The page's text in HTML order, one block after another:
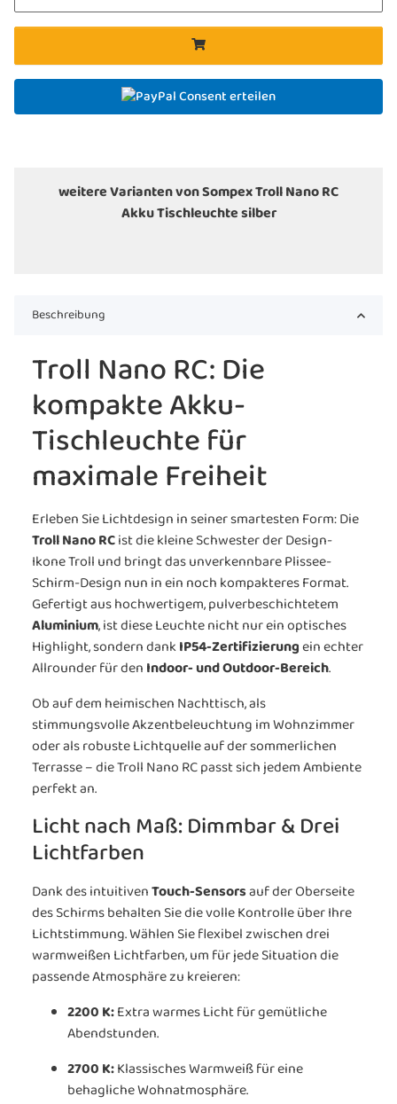
Consent erteilen
weitere Varianten von Sompex Troll Nano RC
Akku Tischleuchte silber
Beschreibung
Troll Nano RC: Die
kompakte Akku-
Tischleuchte für
maximale Freiheit
Erleben Sie Lichtdesign in seiner smartesten Form: Die
Troll Nano RCist die kleine Schwester der Design-
Ikone Troll und bringt das unverkennbare Plissee-
Schirm-Design nun in ein noch kompakteres Format.
Gefertigt aus hochwertigem, pulverbeschichtetem
Aluminium, ist diese Leuchte nicht nur ein optisches
Highlight, sondern dankIP54-Zertifizierungein echter
Allrounder für denIndoor- und Outdoor-Bereich.
Ob auf dem heimischen Nachttisch, als
stimmungsvolle Akzentbeleuchtung im Wohnzimmer
oder als robuste Lichtquelle auf der sommerlichen
Terrasse – die Troll Nano RC passt sich jedem Ambiente
perfekt an.
Licht nach Maß: Dimmbar & Drei
Lichtfarben
Dank des intuitivenTouch-Sensorsauf der Oberseite
des Schirms behalten Sie die volle Kontrolle über Ihre
Lichtstimmung. Wählen Sie flexibel zwischen drei
warmweißen Lichtfarben, um für jede Situation die
passende Atmosphäre zu kreieren:
2200 K:Extra warmes Licht für gemütliche
Abendstunden.
2700 K:Klassisches Warmweiß für eine
behagliche Wohnatmosphäre.